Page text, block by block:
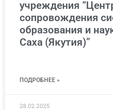
учреждения
сопровождения
образования и
Саха (Якутия)”
ПОДРОБНЕЕ »
28.02.2025